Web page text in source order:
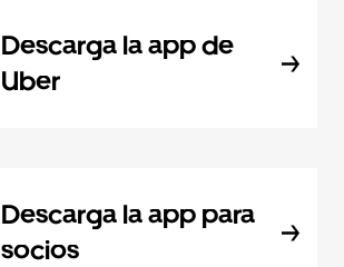
Descarga la app de
Uber
Descarga la app para
socios